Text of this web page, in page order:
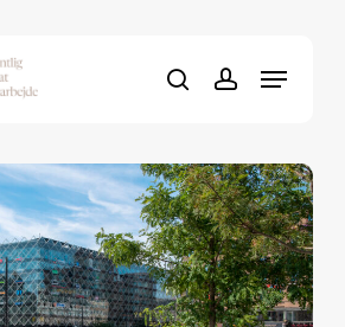
searchaccount
MenuClose